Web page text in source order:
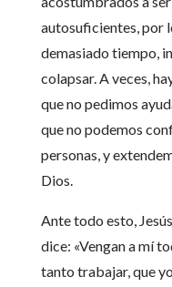
autosuficientes, por
demasiado tiempo,
colapsar. A veces,
que no pedimos
que no podemos
personas, y
Dios.
Ante todo esto,
dice: «Vengan a mí
tanto trabajar, que